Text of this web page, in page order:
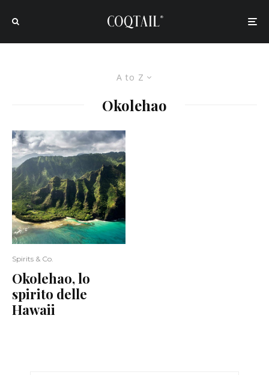
A to Z
Okolehao
Spirits & Co.
Okolehao, lo
spirito delle
Hawaii